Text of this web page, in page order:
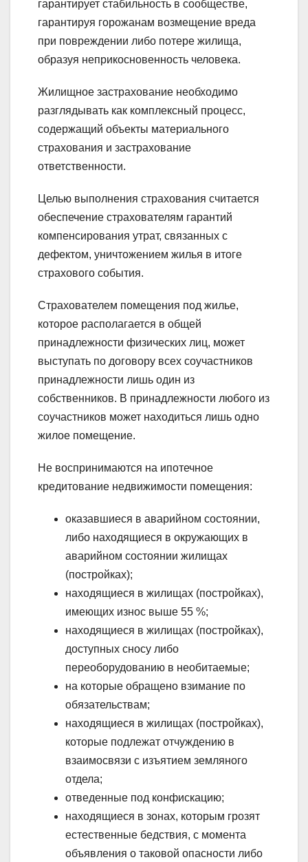
гарантирует стабильность в сообществе,
гарантируя горожанам возмещение вреда
при повреждении либо потере жилища,
образуя неприкосновенность человека.
Жилищное застрахование необходимо
разглядывать как комплексный процесс,
содержащий объекты материального
страхования и застрахование
ответственности.
Целью выполнения страхования считается
обеспечение страхователям гарантий
компенсирования утрат, связанных с
дефектом, уничтожением жилья в итоге
страхового события.
Страхователем помещения под жилье,
которое располагается в общей
принадлежности физических лиц, может
выступать по договору всех соучастников
принадлежности лишь один из
собственников. В принадлежности любого из
соучастников может находиться лишь одно
жилое помещение.
Не воспринимаются на ипотечное
кредитование недвижимости помещения:
оказавшиеся в аварийном состоянии,
либо находящиеся в окружающих в
аварийном состоянии жилищах
(постройках);
находящиеся в жилищах (постройках),
имеющих износ выше 55 %;
находящиеся в жилищах (постройках),
доступных сносу либо
переоборудованию в необитаемые;
на которые обращено взимание по
обязательствам;
находящиеся в жилищах (постройках),
которые подлежат отчуждению в
взаимосвязи с изъятием земляного
отдела;
отведенные под конфискацию;
находящиеся в зонах, которым грозят
естественные бедствия, с момента
объявления о таковой опасности либо